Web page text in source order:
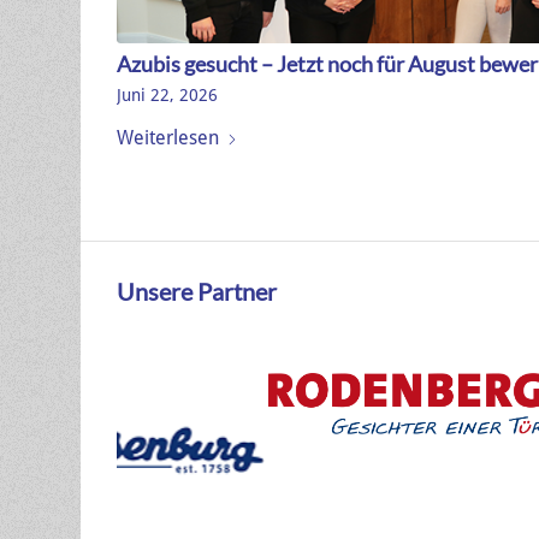
Azubis gesucht – Jetzt noch für August
Juni 22, 2026
Weiterlesen
Unsere Partner